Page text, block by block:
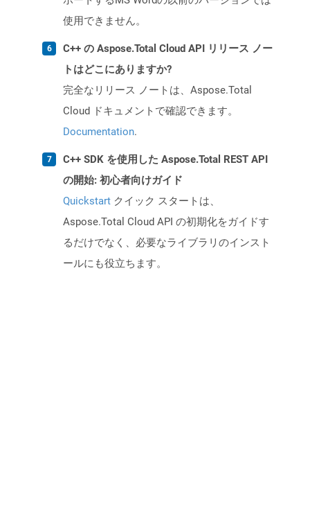
使用できません。
C++ の Aspose.Total Cloud API リリース ノー
トはどこにありますか?
完全なリリース ノートは、Aspose.Total
Cloud ドキュメントで確認できます。
Documentation.
C++ SDK を使用した Aspose.Total REST API
の開始: 初心者向けガイド
Quickstart クイック スタートは、
Aspose.Total Cloud API の初期化をガイドす
るだけでなく、必要なライブラリのインスト
ールにも役立ちます。